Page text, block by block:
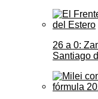
26 a 0:
Santiago